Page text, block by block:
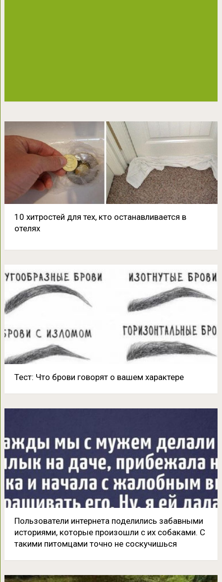
10 хитростей для тех, кто останавливается в
отелях
Тест: Что брови говорят о вашем характере
Пользователи интернета поделились забавными
историями, которые произошли с их собаками. С
такими питомцами точно не соскучишься